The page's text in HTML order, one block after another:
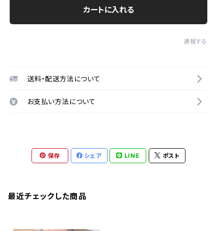
カートに入れる
通報する
送料・配送方法について
お支払い方法について
保存 シェア LINE ポスト
最近チェックした商品